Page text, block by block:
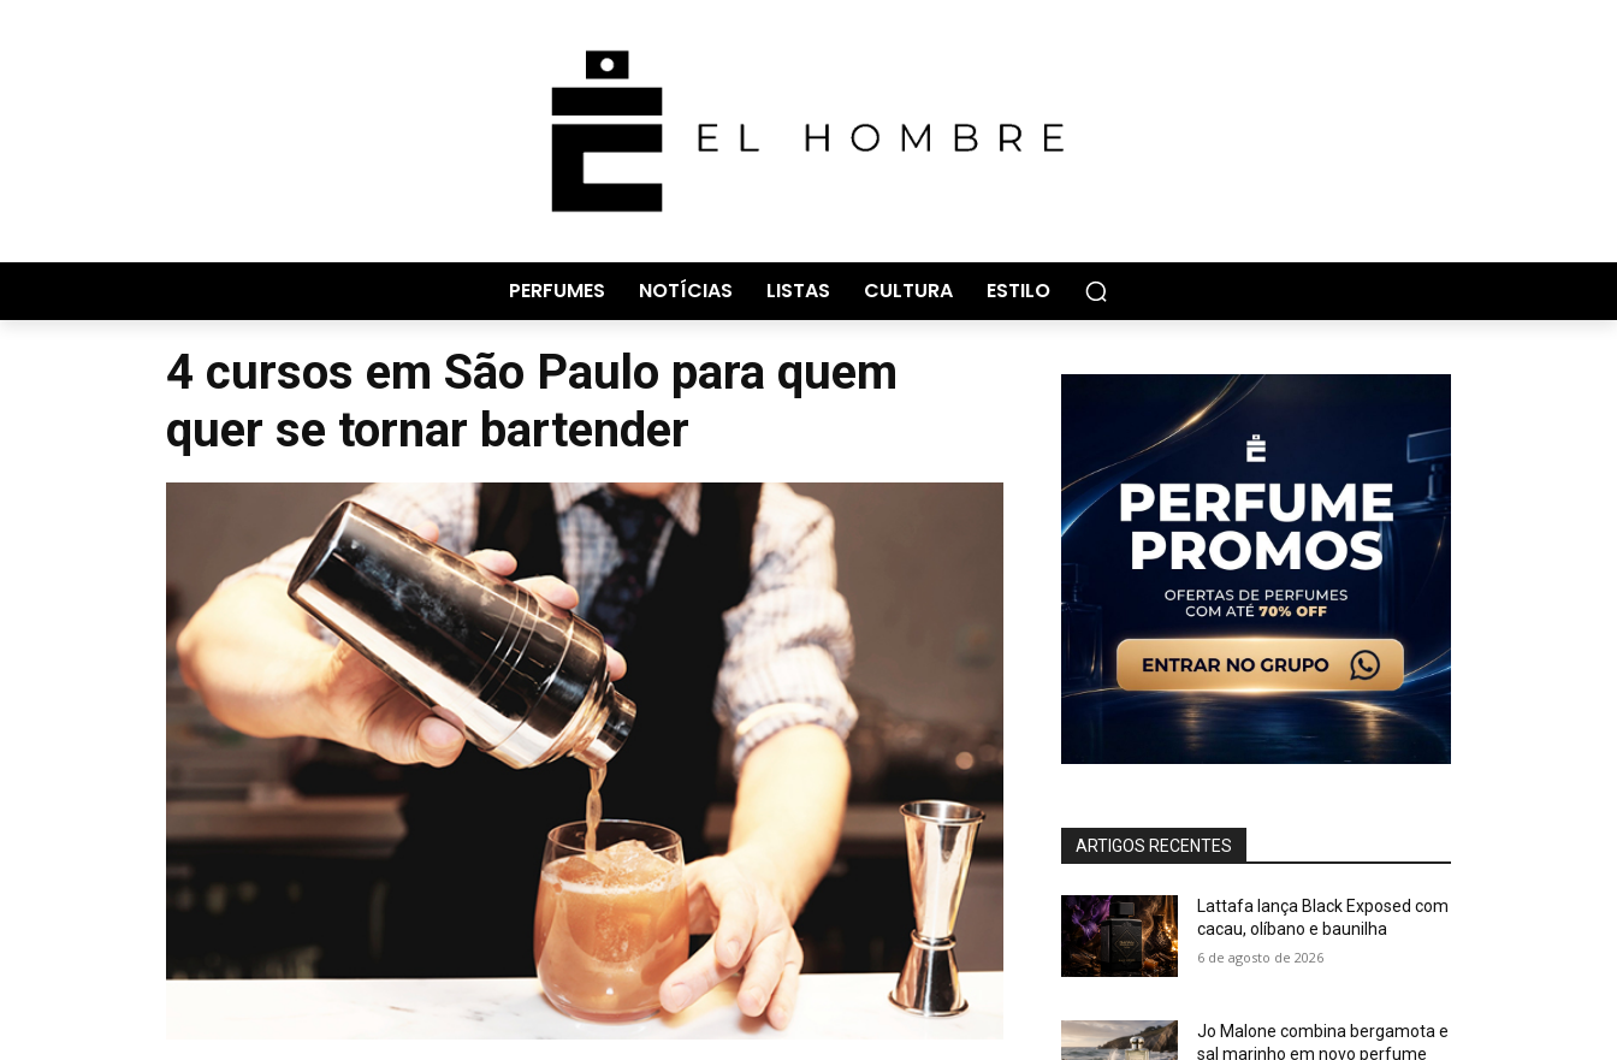
PERFUMES NOTÍCIAS LISTAS CULTURA ESTILO
4 cursos em São Paulo para quem
quer se tornar bartender
ARTIGOS RECENTES
Lattafa lança Black Exposed com
cacau, olíbano e baunilha
6 de agosto de 2026
Jo Malone combina bergamota e
sal marinho em novo perfume